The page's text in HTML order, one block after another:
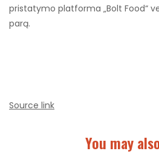
pristatymo platforma „Bolt Food“
parą.
Source link
You may